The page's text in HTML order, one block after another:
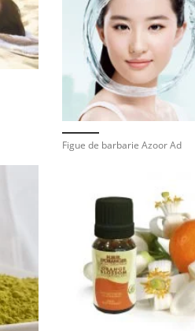
Figue de barbarie Azoor Ad